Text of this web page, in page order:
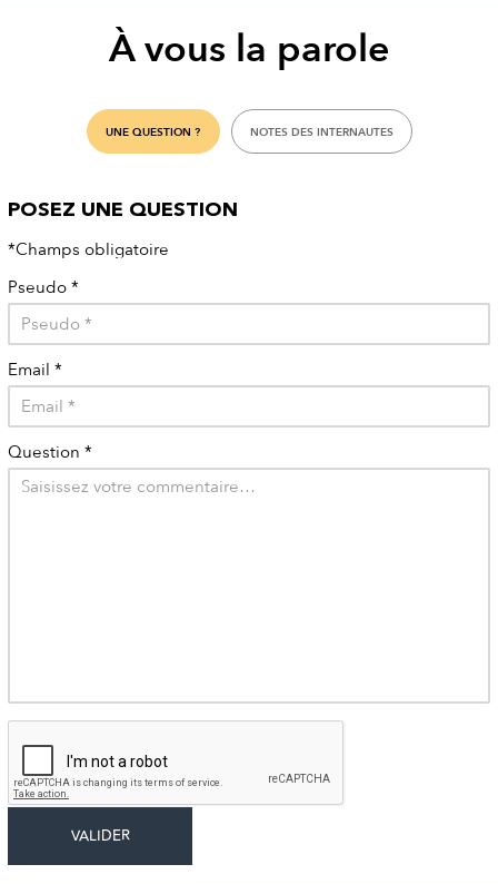
À vous la parole
UNE QUESTION ? NOTES DES INTERNAUTES
POSEZ UNE QUESTION
*Champs obligatoire
Pseudo *
Email *
Question *